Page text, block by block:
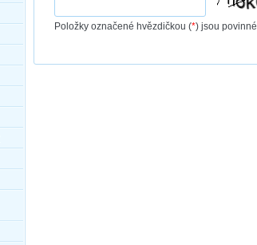
Položky označené hvězdičkou (*) jsou povinné.